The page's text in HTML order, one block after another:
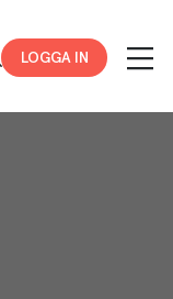
LOGGA IN